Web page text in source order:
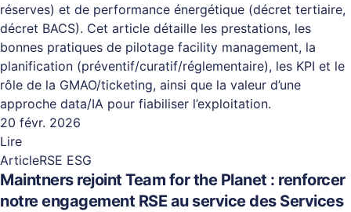
réserves) et de performance énergétique (décret tertiaire,
décret BACS). Cet article détaille les prestations, les
bonnes pratiques de pilotage facility management, la
planification (préventif/curatif/réglementaire), les KPI et le
rôle de la GMAO/ticketing, ainsi que la valeur d’une
approche data/IA pour fiabiliser l’exploitation.
20 févr. 2026
Lire
ArticleRSE ESG
Maintners rejoint Team for the Planet : renforcer
notre engagement RSE au service des Services